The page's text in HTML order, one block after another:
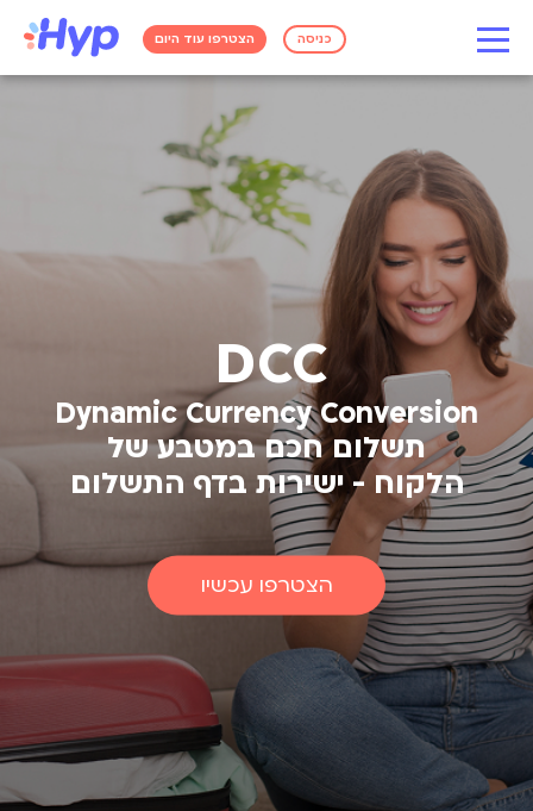
כניסה הצטרפו עוד היום
DCC
Dynamic Currency Conversion
תשלום חכם במטבע של
הלקוח - ישירות בדף התשלום
הצטרפו עכשיו